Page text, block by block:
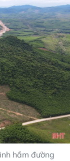
hầm đường